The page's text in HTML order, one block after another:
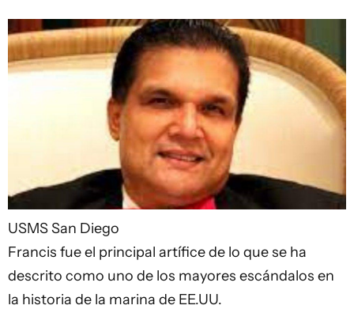
USMS San Diego
Francis fue el principal artífice de lo que se ha
descrito como uno de los mayores escándalos en
la historia de la marina de EE.UU.